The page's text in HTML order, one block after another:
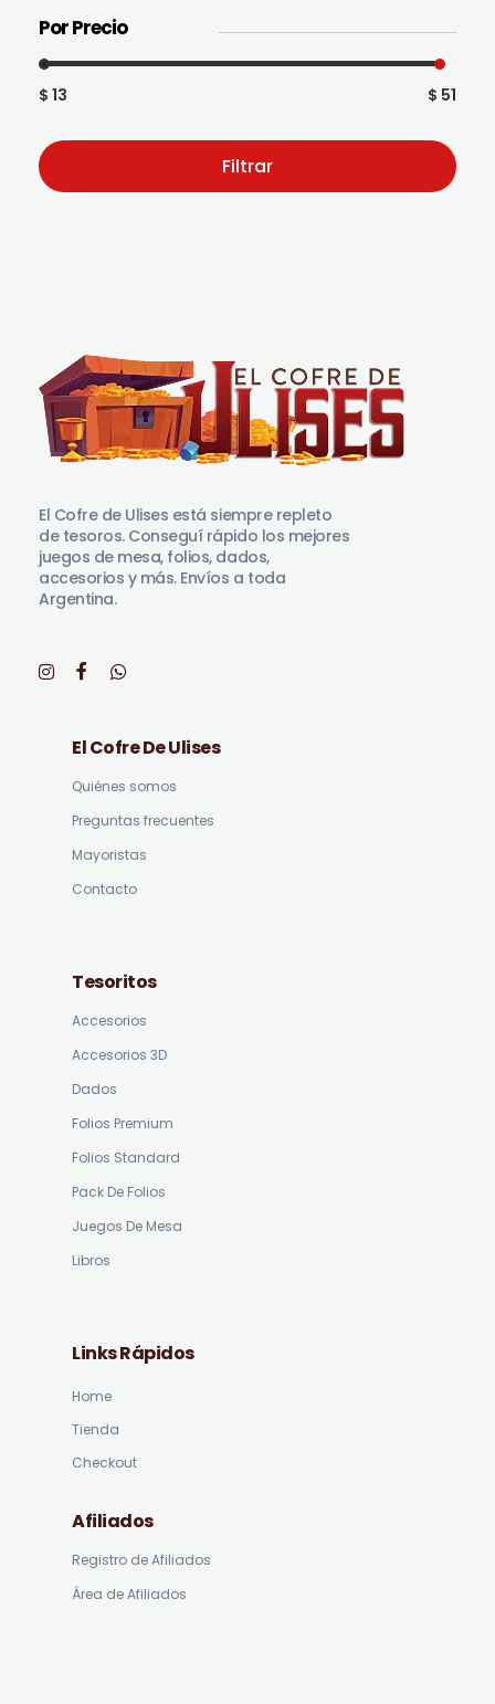
Por Precio
$ 13 $ 51
Filtrar
El Cofre de Ulises está siempre repleto
de tesoros. Conseguí rápido los mejores
juegos de mesa, folios, dados,
accesorios y más. Envíos a toda
Argentina.
El Cofre De Ulises
Quiénes somos
Preguntas frecuentes
Mayoristas
Contacto
Tesoritos
Accesorios
Accesorios 3D
Dados
Folios Premium
Folios Standard
Pack De Folios
Juegos De Mesa
Libros
Links Rápidos
Home
Tienda
Checkout
Afiliados
Registro de Afiliados
Área de Afiliados